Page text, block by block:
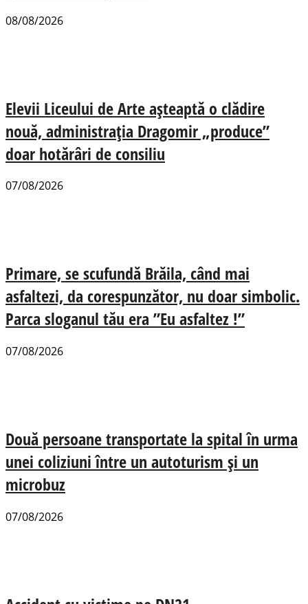
08/08/2026
Elevii Liceului de Arte așteaptă o clădire
nouă, administrația Dragomir „produce”
doar hotărâri de consiliu
07/08/2026
Primare, se scufundă Brăila, când mai
asfaltezi, da corespunzător, nu doar simbolic.
Parca sloganul tău era ”Eu asfaltez !”
07/08/2026
Două persoane transportate la spital în urma
unei coliziuni între un autoturism și un
microbuz
07/08/2026